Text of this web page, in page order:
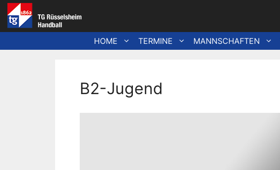
Zum
Inhalt
springen
HOME TERMINE MANNSCHAFTEN
B2-Jugend